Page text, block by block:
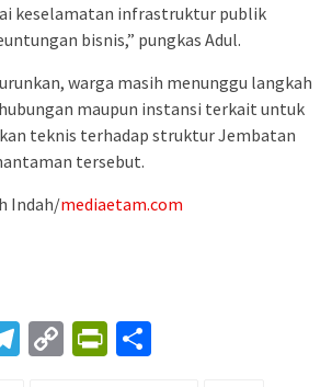
keselamatan infrastruktur publik
bisnis,” pungkas Adul.
warga masih menunggu langkah
maupun instansi terkait untuk
teknis terhadap struktur Jembatan
tersebut.
Indah/mediaetam.com
Telegram
CopyPrintFriendly